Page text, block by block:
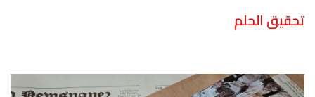
تحقيق الحلم